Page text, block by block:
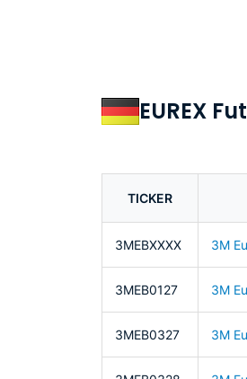
EUREX
TICKER
3MEBXXXX 3M
3MEB0127 3M
3MEB0327 3M